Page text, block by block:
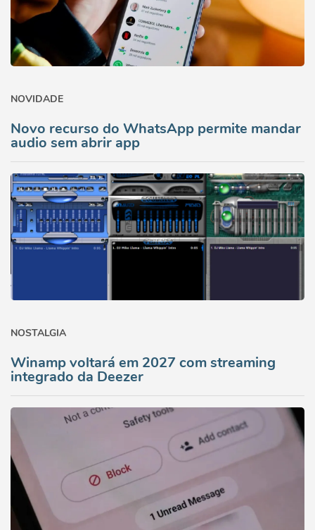
NOVIDADE
Novo recurso do WhatsApp permite mandar
audio sem abrir app
NOSTALGIA
Winamp voltará em 2027 com streaming
integrado da Deezer